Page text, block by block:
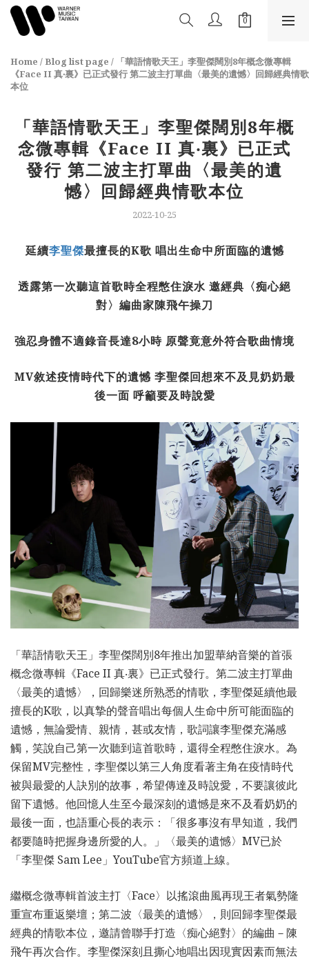
Home / Blog list page / 「華語情歌天王」李聖傑闊別8年概念微專輯
《Face II 真‧裏》已正式發行 第二波主打單曲〈最美的遺憾〉回歸經典情歌
本位
「華語情歌天王」李聖傑闊別8年概
念微專輯《Face II 真‧裏》已正式
發行 第二波主打單曲〈最美的遺
憾〉回歸經典情歌本位
2022-10-25
延續李聖傑最擅長的K歌 唱出生命中所面臨的遺憾
透露第一次聽這首歌時全程憋住淚水 邀經典〈痴心絕
對〉編曲家陳飛午操刀
強忍身體不適錄音長達8小時 原聲竟意外符合歌曲情境
MV敘述疫情時代下的遺憾 李聖傑回想來不及見奶奶最
後一面 呼籲要及時說愛
「華語情歌天王」李聖傑闊別8年推出加盟華納音樂的首張
概念微專輯《Face II 真‧裏》已正式發行。第二波主打單曲
〈最美的遺憾〉，回歸樂迷所熟悉的情歌，李聖傑延續他最
擅長的K歌，以真摯的聲音唱出每個人生命中所可能面臨的
遺憾，無論愛情、親情，甚或友情，歌詞讓李聖傑充滿感
觸，笑說自己第一次聽到這首歌時，還得全程憋住淚水。為
保留MV完整性，李聖傑以第三人角度看著主角在疫情時代
被與最愛的人訣別的故事，希望傳達及時說愛，不要讓彼此
留下遺憾。他回憶人生至今最深刻的遺憾是來不及看奶奶的
最後一面，也語重心長的表示：「很多事沒有早知道，我們
都要隨時把握身邊所愛的人。」〈最美的遺憾〉MV已於
「李聖傑 Sam Lee」YouTube官方頻道上線。
繼概念微專輯首波主打〈Face〉以搖滾曲風再現王者氣勢隆
重宣布重返樂壇；第二波〈最美的遺憾〉，則回歸李聖傑最
經典的情歌本位，邀請曾聯手打造〈痴心絕對〉的編曲－陳
飛午再次合作。李聖傑深刻且撕心地唱出因現實因素而無法